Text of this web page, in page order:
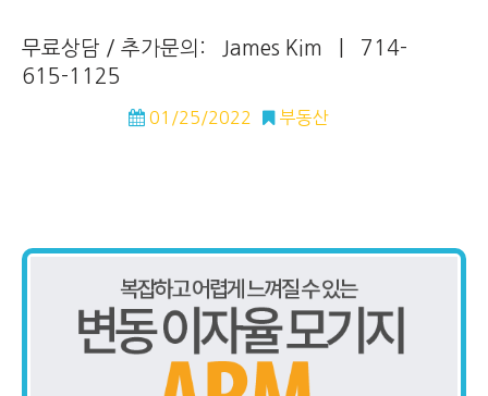
무료상담 / 추가문의: James Kim | 714-
615-1125
01/25/2022 부동산